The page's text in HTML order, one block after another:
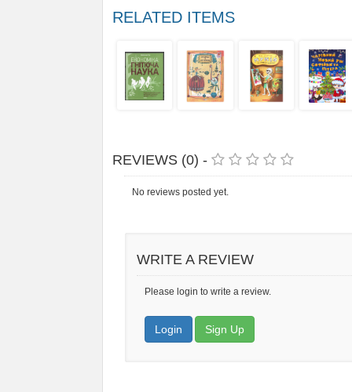
RELATED ITEMS
REVIEWS (0) -
No reviews posted yet.
WRITE A REVIEW
Please login to write a review.
Login Sign Up